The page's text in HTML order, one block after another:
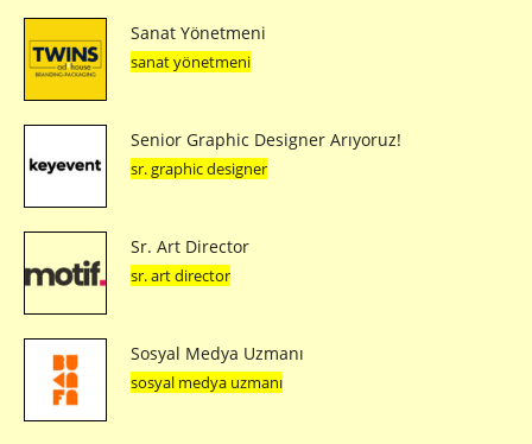
Sanat Yönetmeni
sanat yönetmeni
Senior Graphic Designer Arıyoruz!
sr. graphic designer
Sr. Art Director
sr. art director
Sosyal Medya Uzmanı
sosyal medya uzmanı